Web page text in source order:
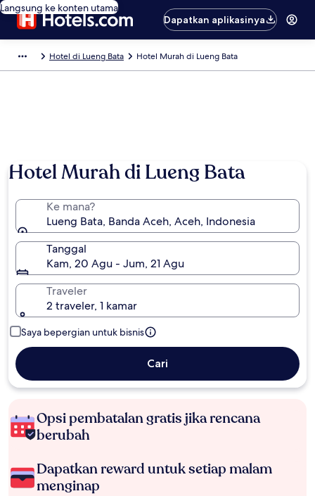
Langsung ke konten utama
Dapatkan aplikasinya
Hotel di Lueng Bata Hotel Murah di Lueng Bata
Hotel Murah di Lueng Bata
Ke mana?
Lueng Bata, Banda Aceh, Aceh, Indonesia
Tanggal
Kam, 20 Agu - Jum, 21 Agu
Traveler
2 traveler, 1 kamar
Saya bepergian untuk bisnis
Cari
Opsi pembatalan gratis jika rencana
berubah
Dapatkan reward untuk setiap malam
menginap